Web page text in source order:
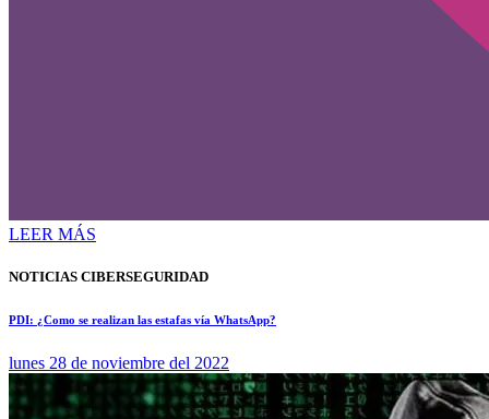
LEER MÁS
NOTICIAS CIBERSEGURIDAD
PDI: ¿Como se realizan las estafas vía WhatsApp?
lunes 28 de noviembre del 2022